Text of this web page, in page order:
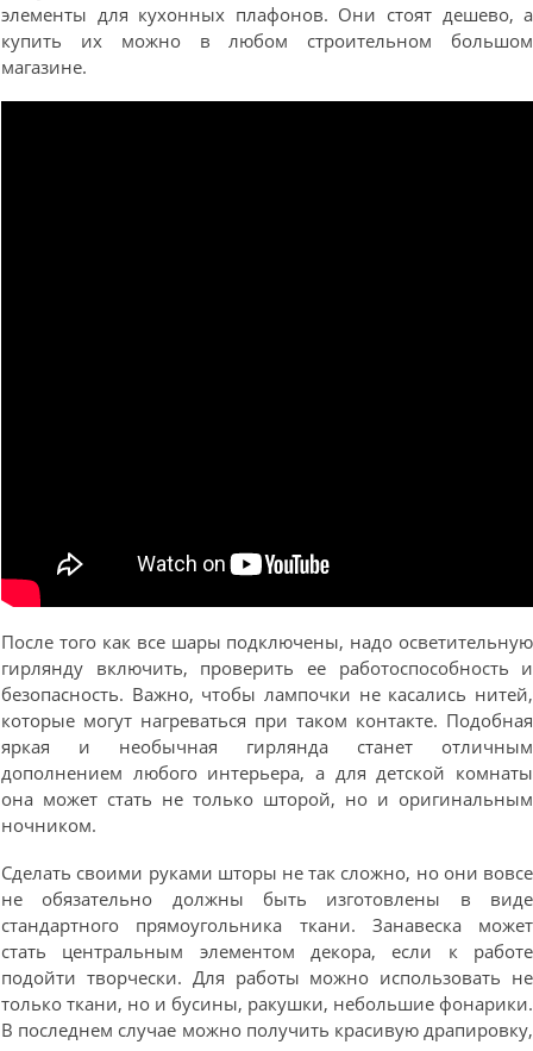
элементы для кухонных плафонов. Они стоят дешево, а
купить их можно в любом строительном большом
магазине.
После того как все шары подключены, надо осветительную
гирлянду включить, проверить ее работоспособность и
безопасность. Важно, чтобы лампочки не касались нитей,
которые могут нагреваться при таком контакте. Подобная
яркая и необычная гирлянда станет отличным
дополнением любого интерьера, а для детской комнаты
она может стать не только шторой, но и оригинальным
ночником.
Сделать своими руками шторы не так сложно, но они вовсе
не обязательно должны быть изготовлены в виде
стандартного прямоугольника ткани. Занавеска может
стать центральным элементом декора, если к работе
подойти творчески. Для работы можно использовать не
только ткани, но и бусины, ракушки, небольшие фонарики.
В последнем случае можно получить красивую драпировку,